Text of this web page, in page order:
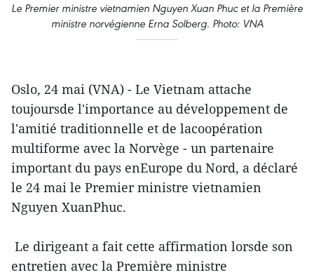
Le Premier ministre vietnamien Nguyen Xuan Phuc et la Première
ministre norvégienne Erna Solberg. Photo: VNA
Oslo, 24 mai (VNA) - Le Vietnam attache
toujoursde l'importance au développement de
l'amitié traditionnelle et de lacoopération
multiforme avec la Norvège - un partenaire
important du pays enEurope du Nord, a déclaré
le 24 mai le Premier ministre vietnamien
Nguyen XuanPhuc.
Le dirigeant a fait cette affirmation lorsde son
entretien avec la Première ministre